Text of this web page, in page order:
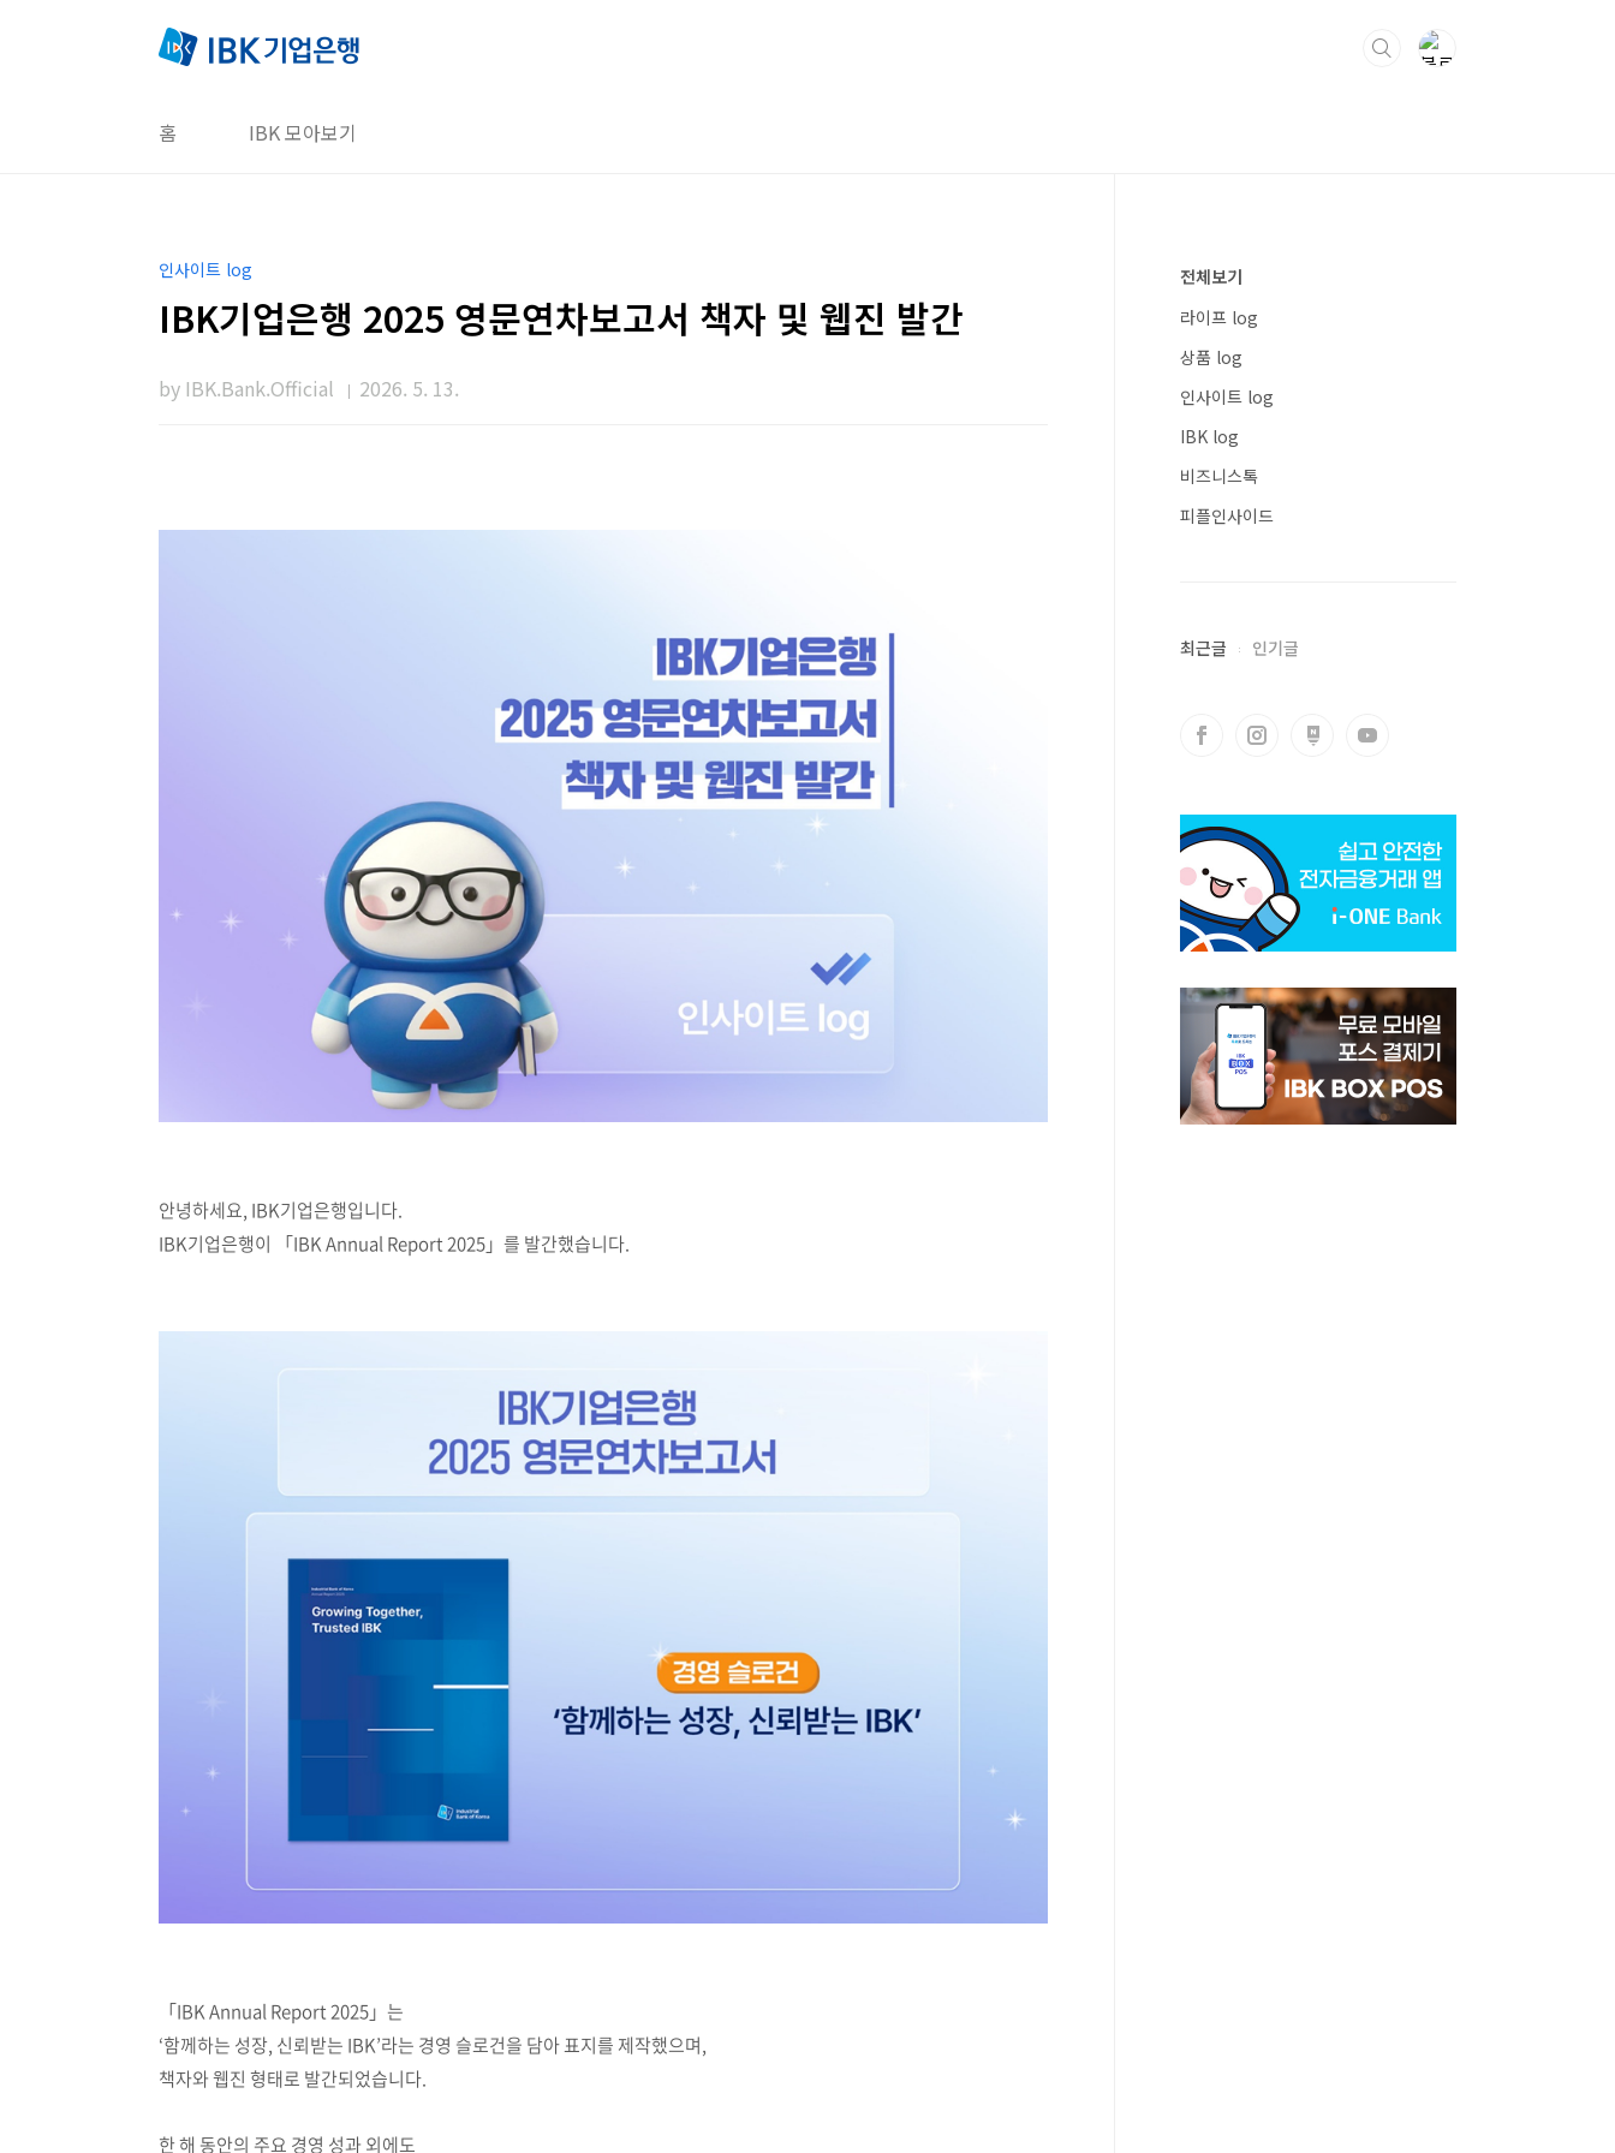
홈 IBK 모아보기
인사이트 log
IBK기업은행 2025 영문연차보고서 책자 및 웹진 발간
by IBK.Bank.Official 2026. 5. 13.
안녕하세요, IBK기업은행입니다.
IBK기업은행이 「IBK Annual Report 2025」를 발간했습니다.
「IBK Annual Report 2025」는
‘함께하는 성장, 신뢰받는 IBK’라는 경영 슬로건을 담아 표지를 제작했으며,
책자와 웹진 형태로 발간되었습니다.
한 해 동안의 주요 경영 성과 외에도
전체보기
라이프 log
상품 log
인사이트 log
IBK log
비즈니스톡
피플인사이드
최근글 인기글